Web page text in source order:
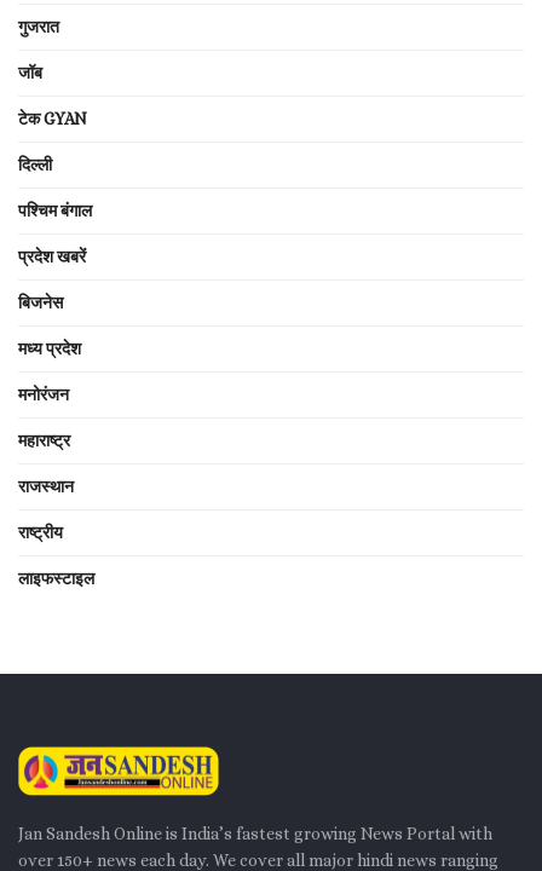
गुजरात
जॉब
टेक GYAN
दिल्ली
पश्चिम बंगाल
प्रदेश खबरें
बिजनेस
मध्य प्रदेश
मनोरंजन
महाराष्ट्र
राजस्थान
राष्ट्रीय
लाइफस्टाइल
Jan Sandesh Online is India’s fastest growing News Portal with
over 150+ news each day. We cover all major hindi news ranging